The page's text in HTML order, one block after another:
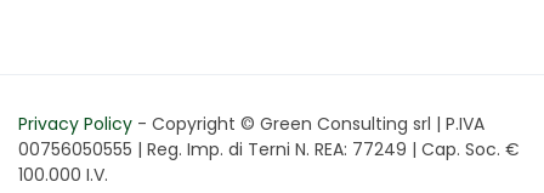
Privacy Policy - Copyright © Green Consulting srl | P.IVA
00756050555 | Reg. Imp. di Terni N. REA: 77249 | Cap. Soc. €
100.000 I.V.